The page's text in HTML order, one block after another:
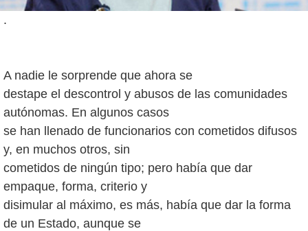
.
A nadie le sorprende que ahora se
destape el descontrol y abusos de las comunidades
autónomas. En algunos casos
se han llenado de funcionarios con cometidos difusos
y, en muchos otros, sin
cometidos de ningún tipo; pero había que dar
empaque, forma, criterio y
disimular al máximo, es más, había que dar la forma
de un Estado, aunque se